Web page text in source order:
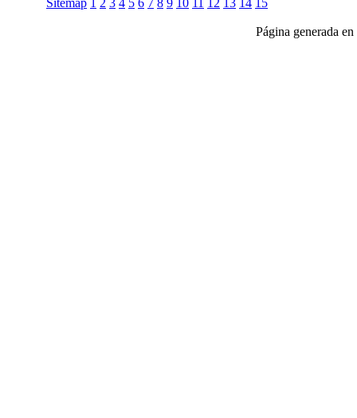
Sitemap 1 2 3 4 5 6 7 8 9 10 11 12 13 14 15
Página generada